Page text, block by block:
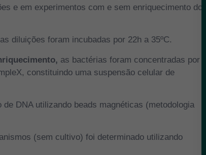
e em experimentos com e sem enriquecimento do
diluições foram incubadas por 22h a 35ºC.
as bactérias foram concentradas por
constituindo uma suspensão celular de
DNA utilizando beads magnéticas (metodologia
(sem cultivo) foi determinado utilizando